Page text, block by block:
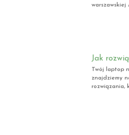
warszawskiej
Jak
Twój laptop
znajdziemy
rozwiązania,